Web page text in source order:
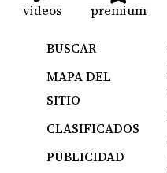
videos premium
BUSCAR
MAPA DEL
SITIO
CLASIFICADOS
PUBLICIDAD